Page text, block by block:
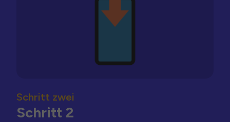
Schritt zwei
Schritt 2